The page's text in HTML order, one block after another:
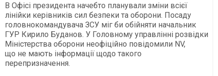
В Офісі президента начебто планували зміни всієї
лінійки керівників сил безпеки та оборони. Посаду
головнокомандувача ЗСУ міг би обійняти начальник
ГУР Кирило Буданов. У Головному управлінні розвідки
Міністерства оборони неофіційно повідомили NV,
що не мають інформації щодо такого
перепризначення.